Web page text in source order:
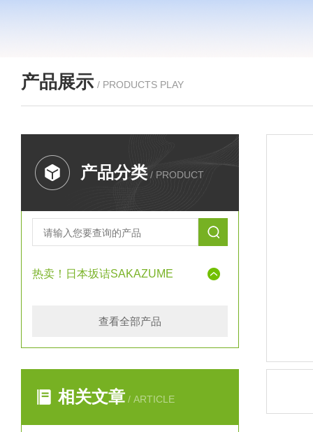
产品展示 / PRODUCTS PLAY
产品分类 / PRODUCT
热卖！日本坂诘SAKAZUME
查看全部产品
相关文章 / ARTICLE